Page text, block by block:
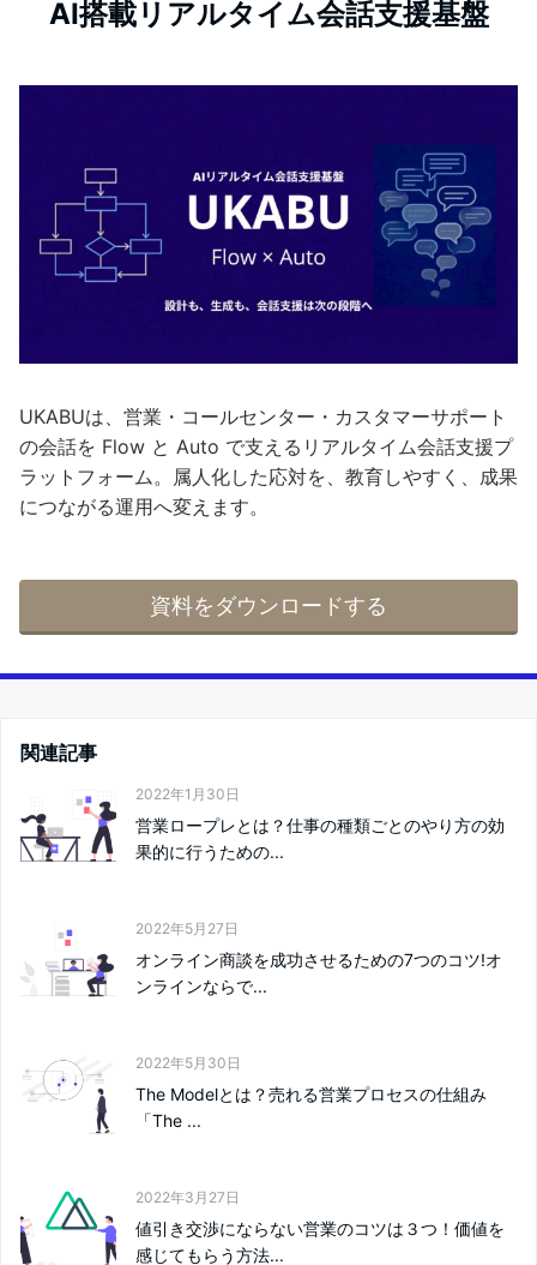
AI搭載リアルタイム会話支援基盤
UKABUは、営業・コールセンター・カスタマーサポート
の会話を Flow と Auto で支えるリアルタイム会話支援プ
ラットフォーム。属人化した応対を、教育しやすく、成果
につながる運用へ変えます。
資料をダウンロードする
関連記事
2022年1月30日
営業ロープレとは？仕事の種類ごとのやり方の効
果的に行うための...
2022年5月27日
オンライン商談を成功させるための7つのコツ!オ
ンラインならで...
2022年5月30日
The Modelとは？売れる営業プロセスの仕組み
「The ...
2022年3月27日
値引き交渉にならない営業のコツは３つ！価値を
感じてもらう方法...